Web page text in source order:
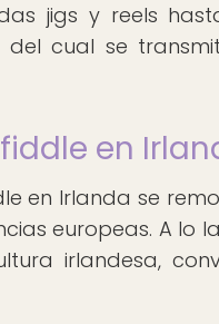
jigs y reels
cual se
en
en Irlanda se
europeas. A lo
irlandesa,